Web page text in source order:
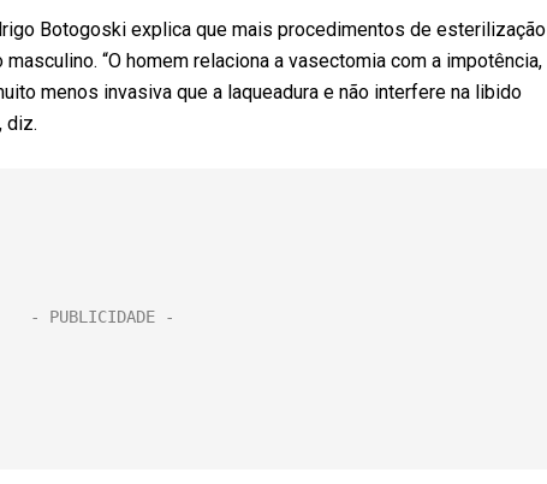
Botogoski explica que mais procedimentos de esterilização
“O homem relaciona a vasectomia com a impotência,
menos invasiva que a laqueadura e não interfere na libido
diz.